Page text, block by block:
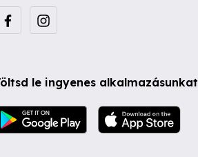
le ingyenes alkalmazásunkat